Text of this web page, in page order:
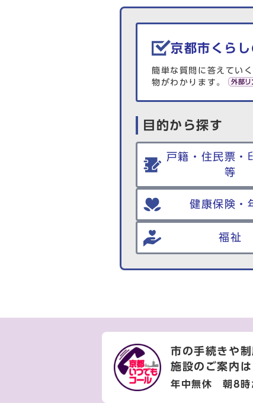
生活情報を探す
京都市くら
簡単な質問に答えてい
物がわかります。
目的から探す
戸籍・住民票・
等
健康保険・
福祉
市の手続きや制
施設のご案内は
年中無休 朝8時